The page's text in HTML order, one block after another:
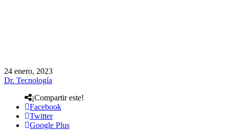
24 enero, 2023
Dr. Tecnología
¡Compartir este!
Facebook
Twitter
Google Plus